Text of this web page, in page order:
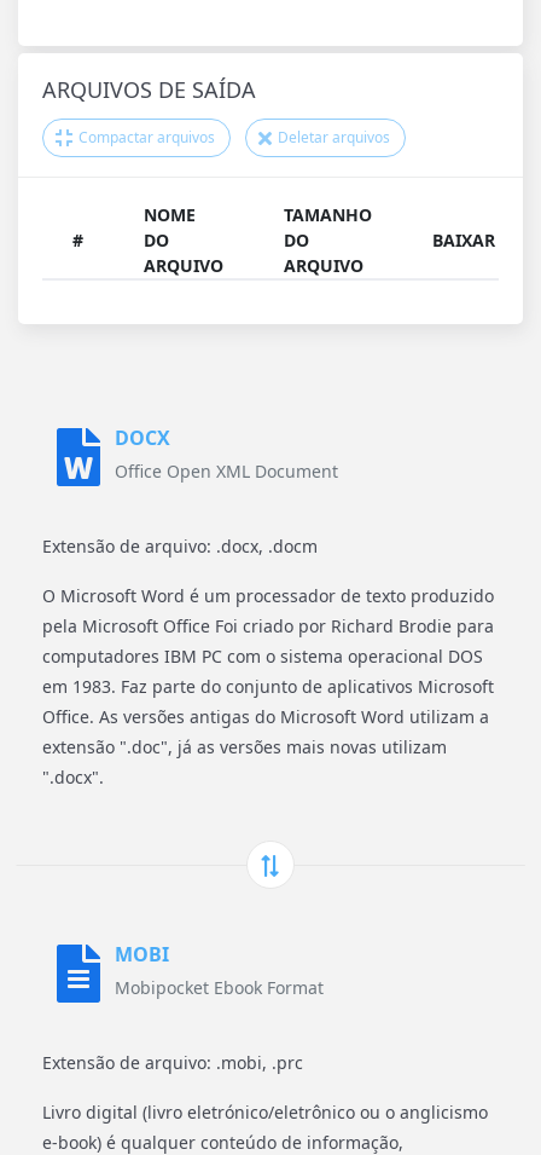
ARQUIVOS DE SAÍDA
Compactar arquivos Deletar arquivos
#
NOME
DO
ARQUIVO
TAMANHO
DO
ARQUIVO
BAIXAR
DOCX
Office Open XML Document
Extensão de arquivo: .docx, .docm
O Microsoft Word é um processador de texto produzido
pela Microsoft Office Foi criado por Richard Brodie para
computadores IBM PC com o sistema operacional DOS
em 1983. Faz parte do conjunto de aplicativos Microsoft
Office. As versões antigas do Microsoft Word utilizam a
extensão ".doc", já as versões mais novas utilizam
".docx".
MOBI
Mobipocket Ebook Format
Extensão de arquivo: .mobi, .prc
Livro digital (livro eletrónico/eletrônico ou o anglicismo
e-book) é qualquer conteúdo de informação,